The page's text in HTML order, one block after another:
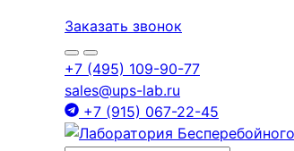
Заказать звонок
+7 (495) 109-90-77
sales@ups-lab.ru
+7 (915) 067-22-45